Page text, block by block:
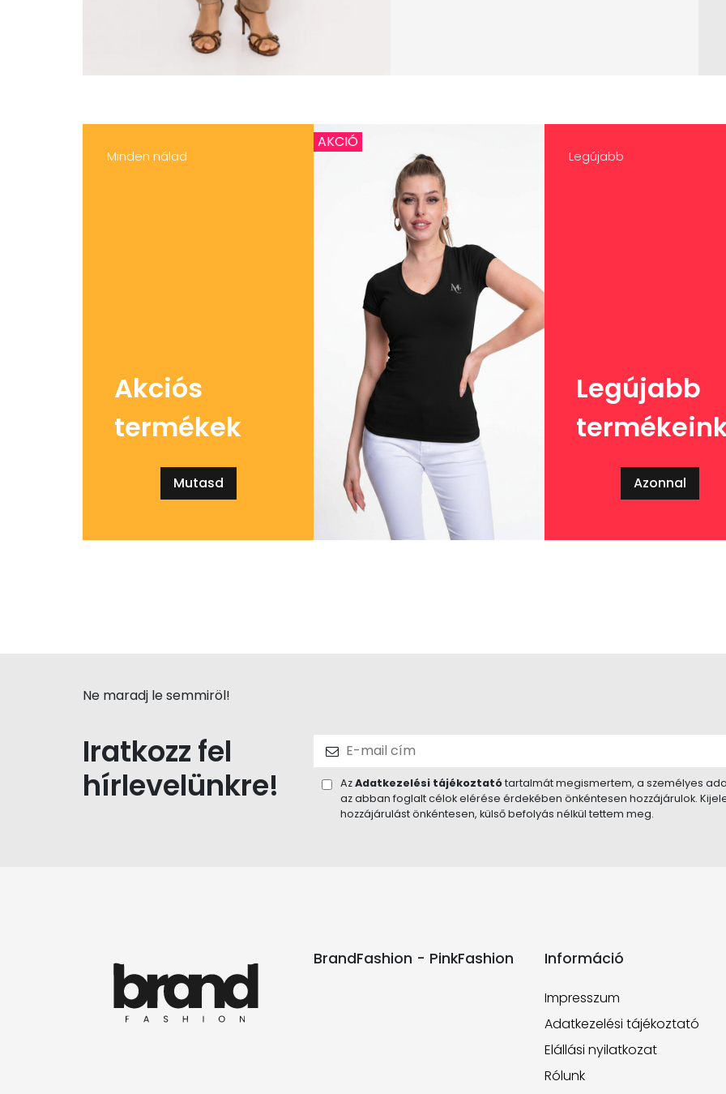
Minden nálad
Akciós
termékek
Mutasd
AKCIÓ
Legújabb
Legújabb
Azonnal
Ne maradj le semmiröl!
Iratkozz fel
hírlevelünkre!
AzAdatkezelési tájékoztatótartalmát megismertem, a személyes
az abban foglalt célok elérése érdekében önkéntesen hozzájárulok.
hozzájárulást önkéntesen, külső befolyás nélkül tettem meg.
BrandFashion - PinkFashion Információ
Impresszum
Adatkezelési tájékoztató
Elállási nyilatkozat
Rólunk